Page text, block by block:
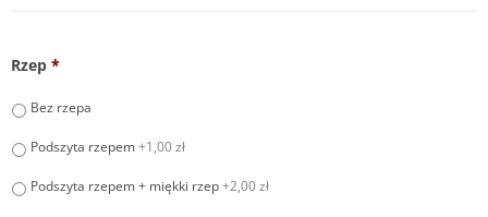
Rzep *
Bez rzepa
Podszyta rzepem+1,00 zł
Podszyta rzepem + miękki rzep+2,00 zł